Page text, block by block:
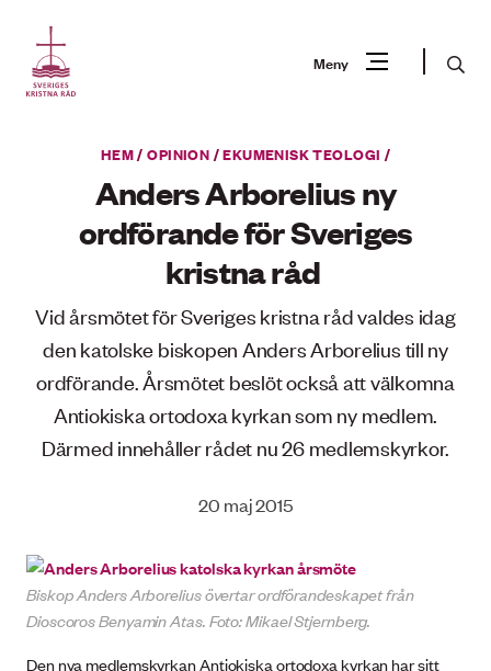
innehåll
Meny Sök
HEM/OPINION /EKUMENISK TEOLOGI /
Anders Arborelius ny
ordförande för Sveriges
kristna råd
Vid årsmötet för Sveriges kristna råd valdes idag
den katolske biskopen Anders Arborelius till ny
ordförande. Årsmötet beslöt också att välkomna
Antiokiska ortodoxa kyrkan som ny medlem.
Därmed innehåller rådet nu 26 medlemskyrkor.
20 maj 2015
Biskop Anders Arborelius övertar ordförandeskapet från
Dioscoros Benyamin Atas. Foto: Mikael Stjernberg.
Den nya medlemskyrkan Antiokiska ortodoxa kyrkan har sitt